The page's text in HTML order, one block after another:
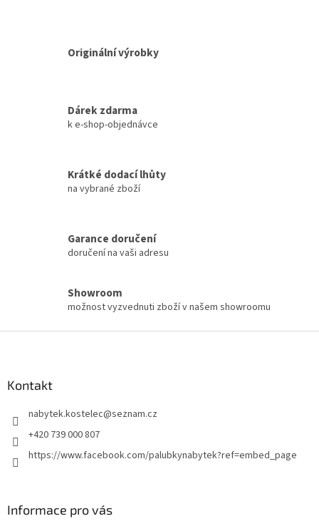
Originální výrobky
Dárek zdarma
k e-shop-objednávce
Krátké dodací lhůty
na vybrané zboží
Garance doručení
doručení na vaši adresu
Showroom
možnost vyzvednuti zboží v našem showroomu
Kontakt
nabytek.kostelec@seznam.cz
+420 739 000 807
https://www.facebook.com/palubkynabytek?ref=embed_page
Informace pro vás